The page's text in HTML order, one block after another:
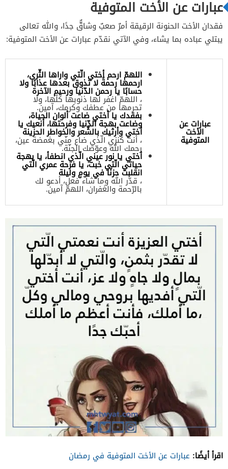
عبارات عن الأخت المتوفية
فقدان الأخت الحنونة الرقيقة أمرٌ صعبٌ وشاقٌّ جدًا، والله تعالى
يبتلي عباده بما يشاء، وفي الآتي نقدّم عبارات عن الأخت المتوفية:
عبارات عن
الأخت
المتوفية
اللهمّ ارحم أختي الّتي واراها الثّرى،
ارحمها رحمةً لا تذوق بعدها عذابًا ولا
حسابًا يا رحمن الدّنيا ورحيم الآخرة
، اللهمّ اغفر لها ذنوبها كلّها، ولا
تحرمها من عطفك وكرمك، آمين.
بفقدك يا أختي ضاعت ألوان الحياة،
وضاعت بهجة الدّنيا وفرحتها، أنعيك يا
أختي وأرثيك بالشّعر والخواطر الحزينة
، أنت كنزي الّذي ضاع منّي بغمضة عين،
رحمك الله وعوّضك الجنّة.
أختي يا نور عيني الّذي انطفأ، يا بهجة
حياتي الّتي خبت، يا فرحة عمري الّتي
انقلبت حزنًا في يومٍ وليلة
، قدّر الله وما شاء فعل، أدعو لك
بالرّحمة والغفران، اللهمّ آمين.
اقرأ أيضًا: عبارات عن الأخت المتوفية في رمضان